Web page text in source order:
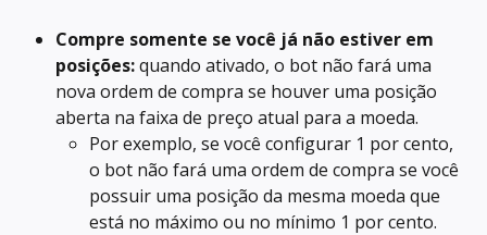
Compre somente se você já não estiver em
posições: quando ativado, o bot não fará uma
nova ordem de compra se houver uma posição
aberta na faixa de preço atual para a moeda.
Por exemplo, se você configurar 1 por cento,
o bot não fará uma ordem de compra se você
possuir uma posição da mesma moeda que
está no máximo ou no mínimo 1 por cento.